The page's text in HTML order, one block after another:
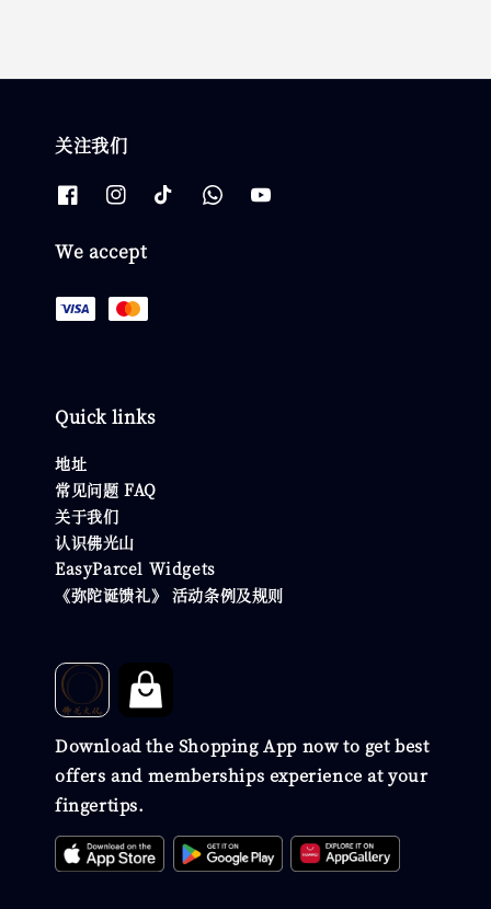
关注我们
We accept
Quick links
地址
常见问题 FAQ
关于我们
认识佛光山
EasyParcel Widgets
《弥陀诞馈礼》 活动条例及规则
Download the Shopping App now to get best
offers and memberships experience at your
fingertips.